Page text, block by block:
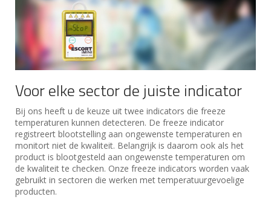
Voor elke sector de juiste indicator
Bij ons heeft u de keuze uit twee indicators die freeze
temperaturen kunnen detecteren. De freeze indicator
registreert blootstelling aan ongewenste temperaturen en
monitort niet de kwaliteit. Belangrijk is daarom ook als het
product is blootgesteld aan ongewenste temperaturen om
de kwaliteit te checken. Onze freeze indicators worden vaak
gebruikt in sectoren die werken met temperatuurgevoelige
producten.